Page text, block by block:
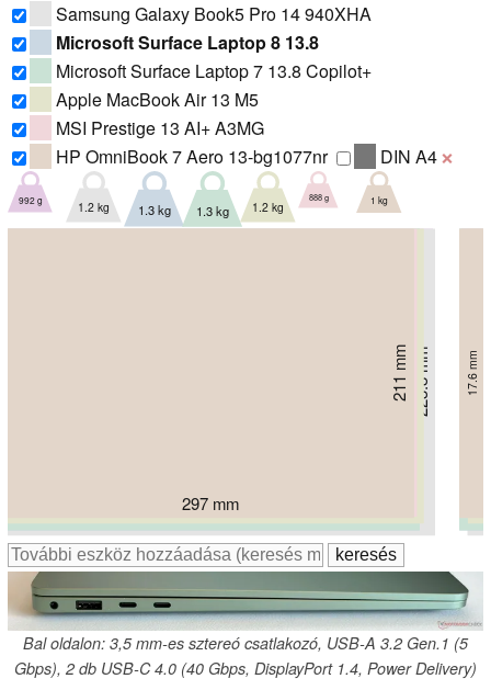
Samsung Galaxy Book5 Pro 14 940XHA
Microsoft Surface Laptop 8 13.8
Microsoft Surface Laptop 7 13.8 Copilot+
Apple MacBook Air 13 M5
MSI Prestige 13 AI+ A3MG
HP OmniBook 7 Aero 13-bg1077nr
DIN A4 ❌
310.7 mm
213.9 mm 15.9 mm
992 g
312.3 mm
223.8 mm 11.6 mm
1.2 kg
301 mm
220 mm 17.5 mm
1.3 kg
301 mm
220 mm 17.5 mm
1.3 kg
304.1 mm
215 mm 11.3 mm
1.2 kg
299 mm
210 mm 15.9 mm
888 g
297 mm
211 mm 17.6 mm
1 kg
Bal oldalon: 3,5 mm-es sztereó csatlakozó, USB-A 3.2 Gen.1 (5
Gbps), 2 db USB-C 4.0 (40 Gbps, DisplayPort 1.4, Power Delivery)